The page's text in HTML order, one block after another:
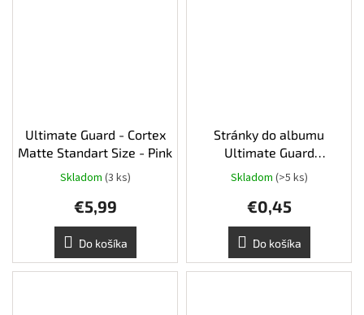
Ultimate Guard - Cortex
Matte Standart Size - Pink
Skladom (3 ks)
€5,99
Do košíka
Stránky do albumu
Ultimate Guard
sideloading 18-pocket -
Grey
Skladom (>5 ks)
€0,45
Do košíka